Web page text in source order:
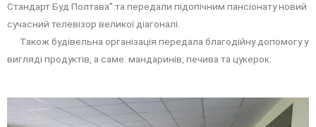
Стандарт Буд Полтава” та передали підопічним пансіонату новий
сучасний телевізор великої діагоналі.
Також будівельна організація передала благодійну допомогу у
вигляді продуктів, а саме: мандаринів, печива та цукерок.